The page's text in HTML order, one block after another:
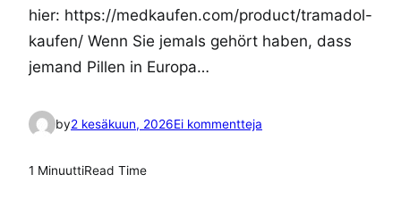
hier: https://medkaufen.com/product/tramadol-
kaufen/ Wenn Sie jemals gehört haben, dass
jemand Pillen in Europa…
by2 kesäkuun, 2026Ei kommentteja
1 MinuuttiRead Time